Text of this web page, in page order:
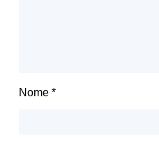
Nome *